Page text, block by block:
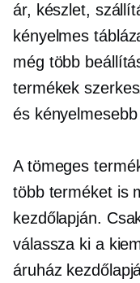
ár, készlet,
kényelmes
még több
termékek
és
A tömeges
több terméket is
kezdőlapján.
válassza ki a
áruház